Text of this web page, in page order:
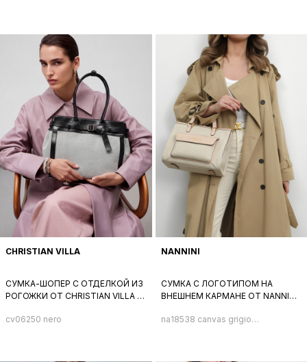
CHRISTIAN VILLA
СУМКА-ШОПЕР С ОТДЕЛКОЙ ИЗ
РОГОЖКИ ОТ CHRISTIAN VILLA В
cv06250 nero
NANNINI
СУМКА С ЛОГОТИПОМ НА
ВНЕШНЕМ КАРМАНЕ ОТ NANNINI
КОЖИ ПУДРОВОГО ОТТЕНКА
na18538 canvas grigio